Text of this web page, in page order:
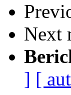
Next
] [